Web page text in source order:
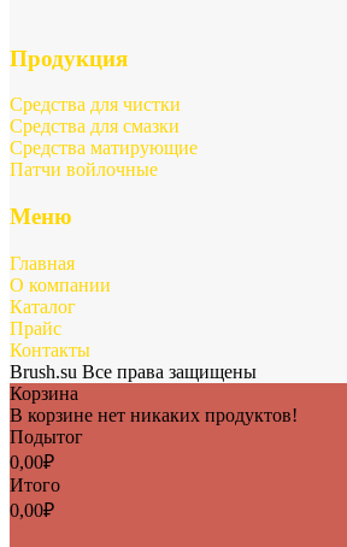
Продукция
Средства для чистки
Средства для смазки
Средства матирующие
Патчи войлочные
Меню
Главная
О компании
Каталог
Прайс
Контакты
Brush.su Все права защищены
Корзина
В корзине нет никаких продуктов!
Подытог
0,00₽
Итого
0,00₽